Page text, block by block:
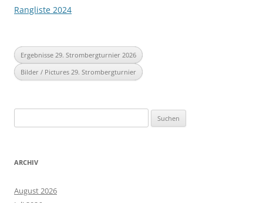
Rangliste 2024
Ergebnisse 29. Strombergturnier 2026
Bilder / Pictures 29. Strombergturnier
nach:
ARCHIV
August 2026